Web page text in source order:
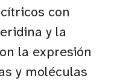
con
y la
la expresión
y moléculas